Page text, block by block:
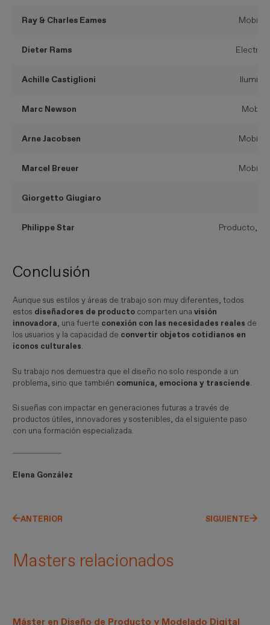
Ray & Charles Eames
Dieter Rams
Achille Castiglioni
Marc Newson
Arne Jacobsen
Marcel Breuer
Giorgetto Giugiaro
Philippe Star Producto,
Conclusión
Aunque sus estilos y áreas de trabajo son muy diferentes, todos
estos diseñadores de producto comparten unavisión
innovadora, una fuerte conexión con las necesidades reales de
los usuarios y la capacidad de convertir objetos cotidianos en
iconos culturales.
Su trabajo nos demuestra que el diseño no solo responde a un
problema, sino que también comunica, emociona y trasciende.
Si sueñas con impactar en generaciones futuras a través de
productos útiles, innovadores y sostenibles, da el siguiente paso
con una formación especializada.
Elena González
ANTERIOR SIGUIENTE
Masters relacionados
Máster en Diseño de Producto y Modelado Digital